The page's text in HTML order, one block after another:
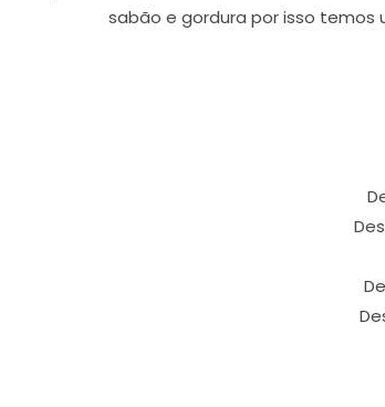
sabão e gordura por isso temos